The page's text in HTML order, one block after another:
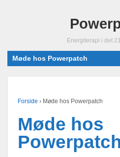
Energiterapi i det
Møde hos Powerpatch
Forside › Møde hos Powerpatch
Møde hos